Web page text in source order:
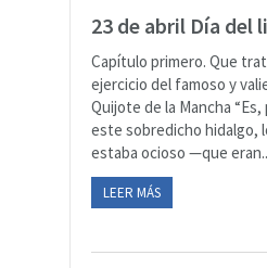
23 de abril Día del
Capítulo primero. Que
ejercicio del famoso y
Quijote de la Mancha
este sobredicho hidalgo,
estaba ocioso —que
LEER MÁS